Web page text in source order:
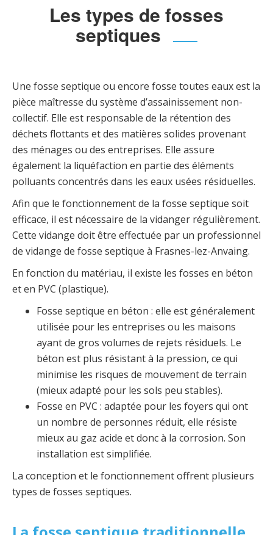
Les types de fosses
septiques
Une fosse septique ou encore fosse toutes eaux est la
pièce maîtresse du système d’assainissement non-
collectif. Elle est responsable de la rétention des
déchets flottants et des matières solides provenant
des ménages ou des entreprises. Elle assure
également la liquéfaction en partie des éléments
polluants concentrés dans les eaux usées résiduelles.
Afin que le fonctionnement de la fosse septique soit
efficace, il est nécessaire de la vidanger régulièrement.
Cette vidange doit être effectuée par un professionnel
de vidange de fosse septique à Frasnes-lez-Anvaing.
En fonction du matériau, il existe les fosses en béton
et en PVC (plastique).
Fosse septique en béton : elle est généralement
utilisée pour les entreprises ou les maisons
ayant de gros volumes de rejets résiduels. Le
béton est plus résistant à la pression, ce qui
minimise les risques de mouvement de terrain
(mieux adapté pour les sols peu stables).
Fosse en PVC : adaptée pour les foyers qui ont
un nombre de personnes réduit, elle résiste
mieux au gaz acide et donc à la corrosion. Son
installation est simplifiée.
La conception et le fonctionnement offrent plusieurs
types de fosses septiques.